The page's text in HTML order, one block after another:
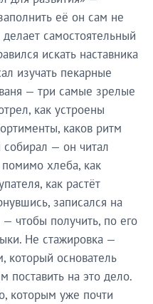
её он сам не
самостоятельный
искать наставника
изучать пекарные
— три самые зрелые
как устроены
каков ритм
— он читал
хлеба, как
как растёт
записался на
чтобы получить, по его
Не стажировка —
который основатель
поставить на это дело.
которым уже почти